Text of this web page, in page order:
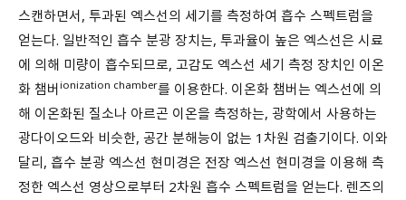
스캔하면서, 투과된 엑스선의 세기를 측정하여 흡수 스펙트럼을
얻는다. 일반적인 흡수 분광 장치는, 투과율이 높은 엑스선은 시료
에 의해 미량이 흡수되므로, 고감도 엑스선 세기 측정 장치인 이온
화 챔버ionization chamber를 이용한다. 이온화 챔버는 엑스선에 의
해 이온화된 질소나 아르곤 이온을 측정하는, 광학에서 사용하는
광다이오드와 비슷한, 공간 분해능이 없는 1차원 검출기이다. 이와
달리, 흡수 분광 엑스선 현미경은 전장 엑스선 현미경을 이용해 측
정한 엑스선 영상으로부터 2차원 흡수 스펙트럼을 얻는다. 렌즈의